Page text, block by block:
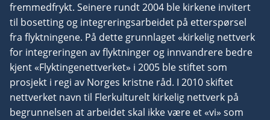
fremmedfrykt. Seinere rundt 2004 ble kirkene invitert
til bosetting og integreringsarbeidet på etterspørsel
fra flyktningene. På dette grunnlaget «kirkelig nettverk
for integreringen av flyktninger og innvandrere bedre
kjent «Flyktingenettverket» i 2005 ble stiftet som
prosjekt i regi av Norges kristne råd. I 2010 skiftet
nettverket navn til Flerkulturelt kirkelig nettverk på
begrunnelsen at arbeidet skal ikke være et «vi» som